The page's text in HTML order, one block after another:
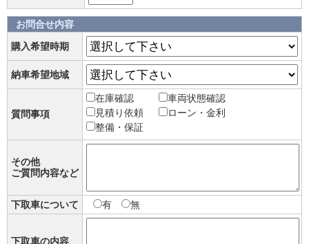
お問合せ内容
購入希望時期
納車希望地域
質問事項
在庫確認
車両状態確認
見積り依頼
ローン・金利
整備・保証
その他
ご質問内容など
下取車について 有 無
下取車の内容